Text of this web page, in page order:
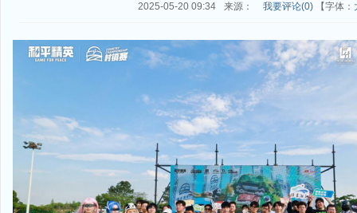
2025-05-20 09:34 来源： 我要评论(0)【字体：